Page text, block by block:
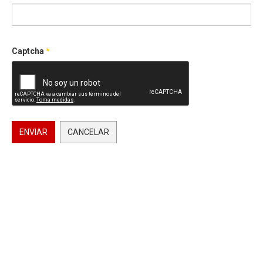
Captcha *
ENVIAR CANCELAR